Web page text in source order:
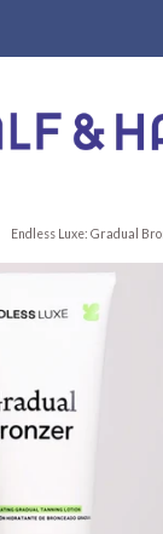
Endless Luxe: Gradual